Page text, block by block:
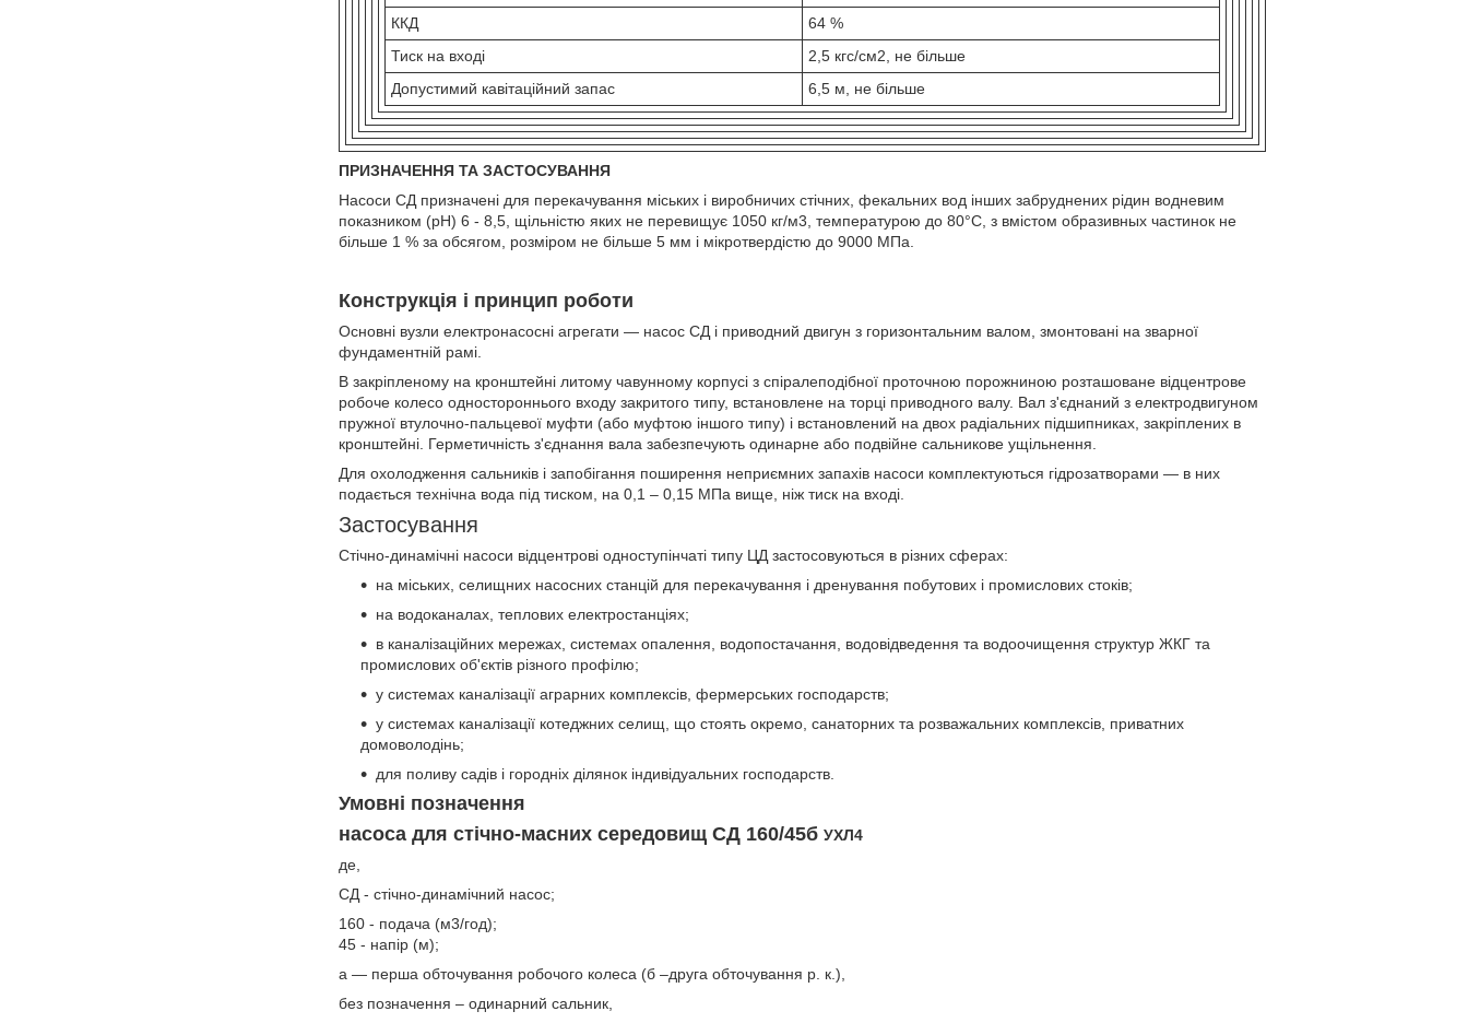
ККД
64 %
Тиск на вході
2,5 кгс/см2, не більше
Допустимий кавітаційний запас
6,5 м, не більше
ПРИЗНАЧЕННЯ ТА ЗАСТОСУВАННЯ
Насоси СД призначені для перекачування міських і виробничих стічних, фекальних вод інших забруднених рідин водневим
показником (рН) 6 - 8,5, щільністю яких не перевищує 1050 кг/м3, температурою до 80°С, з вмістом образивных частинок не
більше 1 % за обсягом, розміром не більше 5 мм і мікротвердістю до 9000 МПа.
Конструкція і принцип роботи
Основні вузли електронасосні агрегати — насос СД і приводний двигун з горизонтальним валом, змонтовані на зварної
фундаментній рамі.
В закріпленому на кронштейні литому чавунному корпусі з спіралеподібної проточною порожниною розташоване відцентрове
робоче колесо одностороннього входу закритого типу, встановлене на торці приводного валу. Вал з'єднаний з електродвигуном
пружної втулочно-пальцевої муфти (або муфтою іншого типу) і встановлений на двох радіальних підшипниках, закріплених в
кронштейні. Герметичність з'єднання вала забезпечують одинарне або подвійне сальникове ущільнення.
Для охолодження сальників і запобігання поширення неприємних запахів насоси комплектуються гідрозатворами — в них
подається технічна вода під тиском, на 0,1 – 0,15 МПа вище, ніж тиск на вході.
Застосування
Стічно-динамічні насоси відцентрові одноступінчаті типу ЦД застосовуються в різних сферах:
на міських, селищних насосних станцій для перекачування і дренування побутових і промислових стоків;
на водоканалах, теплових електростанціях;
в каналізаційних мережах, системах опалення, водопостачання, водовідведення та водоочищення структур ЖКГ та
промислових об'єктів різного профілю;
у системах каналізації аграрних комплексів, фермерських господарств;
у системах каналізації котеджних селищ, що стоять окремо, санаторних та розважальних комплексів, приватних
домоволодінь;
для поливу садів і городніх ділянок індивідуальних господарств.
Умовні позначення
насоса для стічно-масних середовищ СД 160/45б УХЛ4
де,
СД - стічно-динамічний насос;
160 - подача (м3/год);
45 - напір (м);
а — перша обточування робочого колеса (б –друга обточування р. к.),
без позначення – одинарний сальник,